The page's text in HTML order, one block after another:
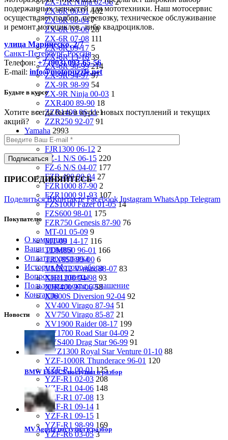
ZX-12R Ninja 02-06 2
ZX-6R 00-01 102
ZX-6R 03-04 7
ZX-6R 05-06 28
ZX-6R 07-08 111
ZX-6R 09-17 5
ZX-6R 13-16 39
ZX-6R 98-99 214
ZX-9R 94-97 97
ZX-9R 98-99 54
ZX-9R Ninja 00-03 1
ZXR400 89-90 18
ZZR1400 06-11 1
ZZR250 92-07 91
Yamaha 2993
FJ1200 91-93
FJR1300 06-12 2
FZ-1 N/S 06-15 220
FZ-6 N/S 04-07 177
FZR 400 90-94 27
FZR1000 87-90 2
FZR1000 91-93 107
FZS1000 Fazer 01-05 14
FZS600 98-01 175
FZR750 Genesis 87-90 76
MT-01 05-09 9
MT-09 14-17 116
TDM850 96-01 166
TRX850 95-00 6
VMX12 V-max 88-07 83
XJR1200 94-98 93
XJR400 97-06 58
XJ600S Diversion 92-04 92
XV400 Virago 87-94 51
XV750 Virago 85-87 21
XV1900 Raider 08-17 199
XV1700 Road Star 04-09 2
XVS400 Drag Star 96-99 91
XVZ1300 Royal Star Venture 01-10 88
YZF-1000R Thunderace 96-01 120
YZF-R1 00-01 125
YZF-R1 02-03 208
YZF-R1 04-06 148
YZF-R1 07-08 13
YZF-R1 09-14 1
YZF-R1 09-15 1
YZF-R1 98-99 169
YZF-R6 03-05 3
подержанных запчастей для мототехники. Наш мотосервис
осуществляет подбор, перевозку, техническое обслуживание
и ремонт мотоциклов, либо квадроциклов.
улица Маринеско, 2/7
Санкт-Петербург, Россия
Телефон: +7 (903) 093-65-56
E-mail: info@motopuzzle.net
Будьте в курсе
Хотите всегда быть в курсе новых поступлений и текущих
акций?
ПРИСОЕДИНЯЙТЕСЬ
Поделиться ВКонтакте Facebook Instagram WhatsApp Telegram
Покупателю
О компании
Ваши отзывы
Оплата и доставка
История Мотоподбора
Вопросы и ответы
Пользовательское соглашение
Контакты
Новости
BMW F650CS поступил в разбор
MV Agusta поступил в разбор